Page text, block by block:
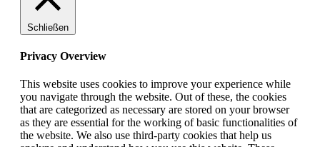
Schließen
Privacy Overview
This website uses cookies to improve your experience while
you navigate through the website. Out of these, the cookies
that are categorized as necessary are stored on your browser
as they are essential for the working of basic functionalities of
the website. We also use third-party cookies that help us